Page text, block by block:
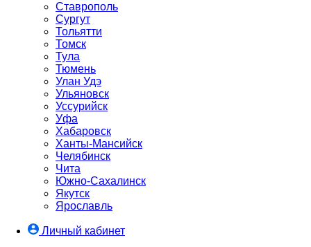
Ставрополь
Сургут
Тольятти
Томск
Тула
Тюмень
Улан Удэ
Ульяновск
Уссурийск
Уфа
Хабаровск
Ханты-Мансийск
Челябинск
Чита
Южно-Cахалинск
Якутск
Ярославль
Личный кабинет